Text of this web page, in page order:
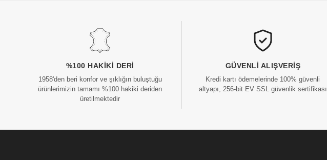
%100 HAKIKI DERI
1958'den beri konfor ve şıklığın buluştuğu
ürünlerimizin tamamı %100 hakiki deriden
üretilmektedir
GÜVENLI ALIŞVERIŞ
Kredi kartı ödemelerinde 100% güvenli
altyapı, 256-bit EV SSL güvenlik sertifikası